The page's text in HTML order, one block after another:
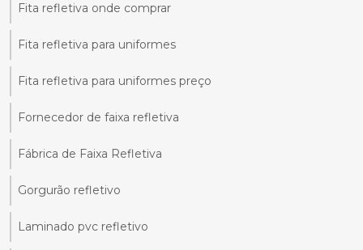
Fita refletiva onde comprar
Fita refletiva para uniformes
Fita refletiva para uniformes preço
Fornecedor de faixa refletiva
Fábrica de Faixa Refletiva
Gorgurão refletivo
Laminado pvc refletivo